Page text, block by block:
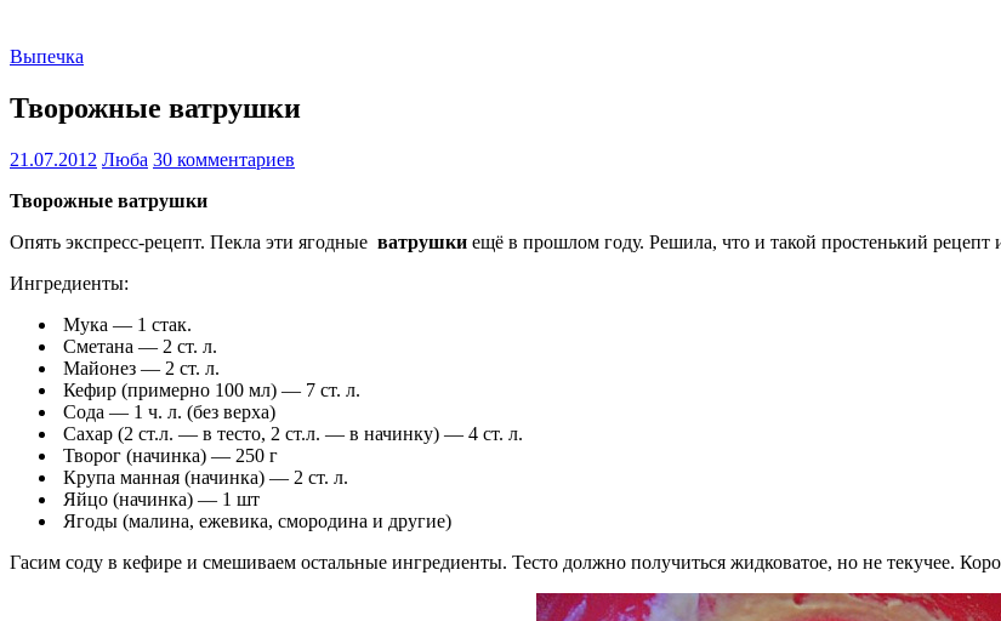
Выпечка
Творожные ватрушки
21.07.2012 Люба 30 комментариев
Творожные ватрушки
Опять экспресс-рецепт. Пекла эти ягодные ватрушки ещё в прошлом году. Решила, что и такой простенький рецепт
Ингредиенты:
Мука — 1 стак.
Сметана — 2 ст. л.
Майонез — 2 ст. л.
Кефир (примерно 100 мл) — 7 ст. л.
Сода — 1 ч. л. (без верха)
Сахар (2 ст.л. — в тесто, 2 ст.л. — в начинку) — 4 ст. л.
Творог (начинка) — 250 г
Крупа манная (начинка) — 2 ст. л.
Яйцо (начинка) — 1 шт
Ягоды (малина, ежевика, смородина и другие)
Гасим соду в кефире и смешиваем остальные ингредиенты. Тесто должно получиться жидковатое, но не текучее.